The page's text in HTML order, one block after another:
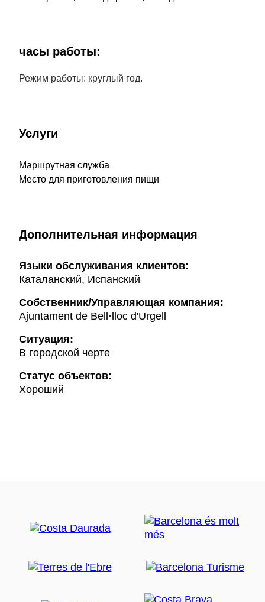
часы работы:
Режим работы: круглый год.
Услуги
Маршрутная служба
Место для приготовления пищи
Дополнительная информация
Языки обслуживания клиентов:
Каталанский, Испанский
Собственник/Управляющая компания:
Ajuntament de Bell·lloc d'Urgell
Ситуация:
В городской черте
Статус объектов:
Хороший